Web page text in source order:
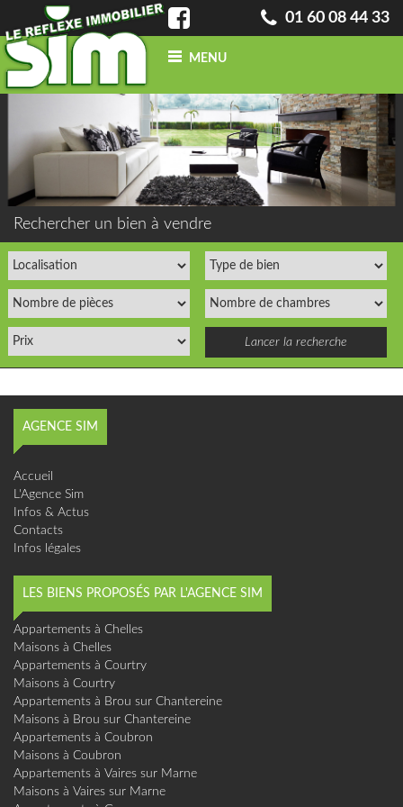
01 60 08 44 33
MENU
ACCUEIL
QUI SOMMES-NOUS ?
INFO
BLOG
CONTACT
ACHETERUN BIEN
VENDRE
CONFIEZ-NOUSVOTRE
RECHERCHE
ESTIMATIONGRATUITE
NOS BIENSVENDUS
Rechercher un bien à vendre
AGENCE SIM
Accueil
L'Agence Sim
Infos & Actus
Contacts
Infos légales
LES BIENS PROPOSÉS PAR L'AGENCE SIM
Appartements à Chelles
Maisons à Chelles
Appartements à Courtry
Maisons à Courtry
Appartements à Brou sur Chantereine
Maisons à Brou sur Chantereine
Appartements à Coubron
Maisons à Coubron
Appartements à Vaires sur Marne
Maisons à Vaires sur Marne